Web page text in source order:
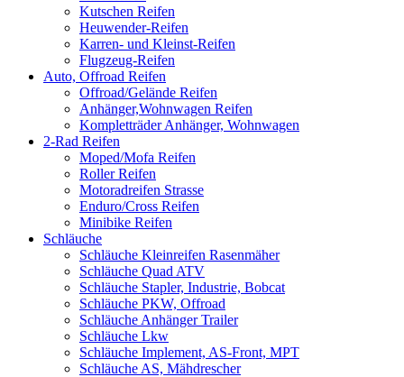
Kutschen Reifen
Heuwender-Reifen
Karren- und Kleinst-Reifen
Flugzeug-Reifen
Auto, Offroad Reifen
Offroad/Gelände Reifen
Anhänger,Wohnwagen Reifen
Kompletträder Anhänger, Wohnwagen
2-Rad Reifen
Moped/Mofa Reifen
Roller Reifen
Motoradreifen Strasse
Enduro/Cross Reifen
Minibike Reifen
Schläuche
Schläuche Kleinreifen Rasenmäher
Schläuche Quad ATV
Schläuche Stapler, Industrie, Bobcat
Schläuche PKW, Offroad
Schläuche Anhänger Trailer
Schläuche Lkw
Schläuche Implement, AS-Front, MPT
Schläuche AS, Mähdrescher